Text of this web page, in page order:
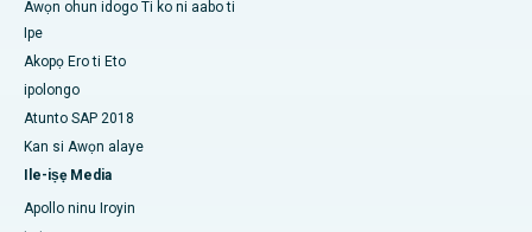
Awọn ohun idogo Ti ko ni aabo ti
Ipe
Akopọ Ero ti Eto
ipolongo
Atunto SAP 2018
Kan si Awọn alaye
Ile-iṣẹ Media
Apollo ninu Iroyin